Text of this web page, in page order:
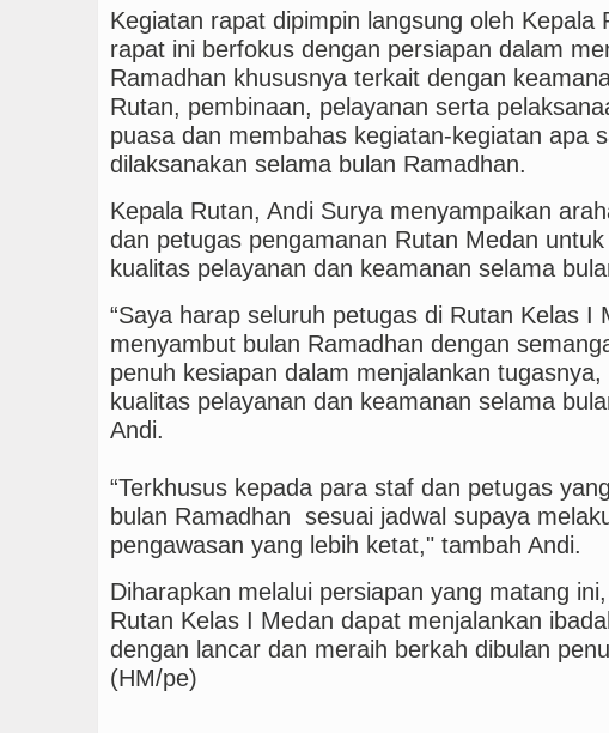
Kegiatan rapat dipimpin langsung oleh Kepala
rapat ini berfokus dengan persiapan dalam
Ramadhan khususnya terkait dengan
Rutan, pembinaan, pelayanan serta
puasa dan membahas kegiatan-kegiatan apa
dilaksanakan selama bulan Ramadhan.
Kepala Rutan, Andi Surya menyampaikan
dan petugas pengamanan Rutan Medan
kualitas pelayanan dan keamanan selama
“Saya harap seluruh petugas di Rutan Kelas I
menyambut bulan Ramadhan dengan
penuh kesiapan dalam menjalankan
kualitas pelayanan dan keamanan selama
Andi.
“Terkhusus kepada para staf dan petugas
bulan Ramadhan sesuai jadwal supaya
pengawasan yang lebih ketat," tambah Andi.
Diharapkan melalui persiapan yang matang
Rutan Kelas I Medan dapat menjalankan
dengan lancar dan meraih berkah dibulan
(HM/pe)